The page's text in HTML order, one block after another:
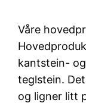
Våre
kantstein-
teglstein.
og ligner litt